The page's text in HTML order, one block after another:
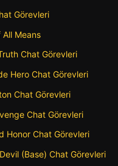
Görevleri
Means
Chat Görevleri
Hero Chat Görevleri
Chat Görevleri
Chat Görevleri
Honor Chat Görevleri
(Base) Chat Görevleri